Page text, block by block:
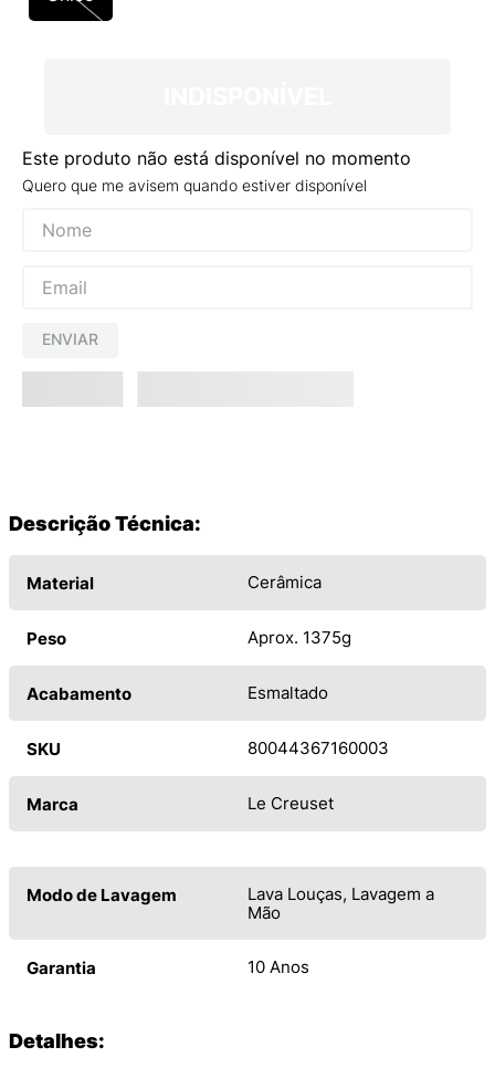
Este produto não está disponível no momento
Quero que me avisem quando estiver disponível
ENVIAR
Descrição Técnica:
Material Cerâmica
Peso Aprox. 1375g
Acabamento Esmaltado
SKU 80044367160003
Marca Le Creuset
Modo de Lavagem
Lava Louças, Lavagem a
Mão
Garantia 10 Anos
Detalhes:
VANS TÊNIS VANS ULTRARANGE